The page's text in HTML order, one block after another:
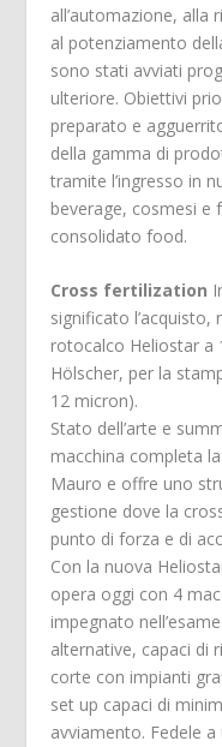
all’automazione, alla
al potenziamento
sono stati avviati
ulteriore. Obiettivi
preparato e
della gamma di
tramite l’ingresso in
beverage, cosmesi e
consolidato food.
Cross fertilization
significato l’acquisto,
rotocalco Heliostar a
Hölscher, per la
12 micron).
Stato dell’arte e
macchina completa
Mauro e offre uno
gestione dove la
punto di forza e di
Con la nuova
opera oggi con 4
impegnato
alternative, capaci di
corte con impianti
set up capaci di
avviamento. Fedele